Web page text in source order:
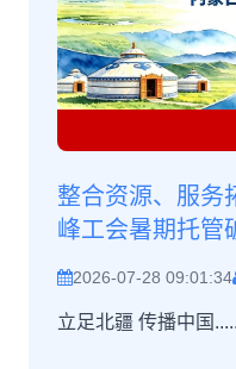
整合资源、服
峰工会暑期托管
2026-07-28 09:01:34
立足北疆 传播中国